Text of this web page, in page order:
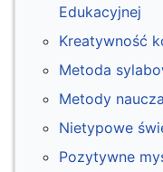
Edukacyjnej
Kreatywność
Metoda
Metody
Nietypowe
Pozytywne